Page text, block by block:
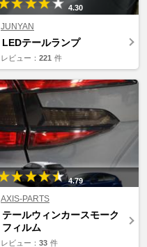
4.30
JUNYAN
LEDテールランプ
レビュー： 221 件
4.79
AXIS-PARTS
テールウィンカースモーク
フィルム
レビュー： 33 件